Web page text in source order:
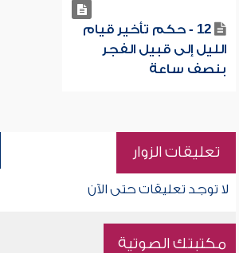
12 - حكم تأخير قيام
الليل إلى قبيل الفجر
بنصف ساعة
تعليقات الزوار
لا توجد تعليقات حتى الآن
مكتبتك الصوتية